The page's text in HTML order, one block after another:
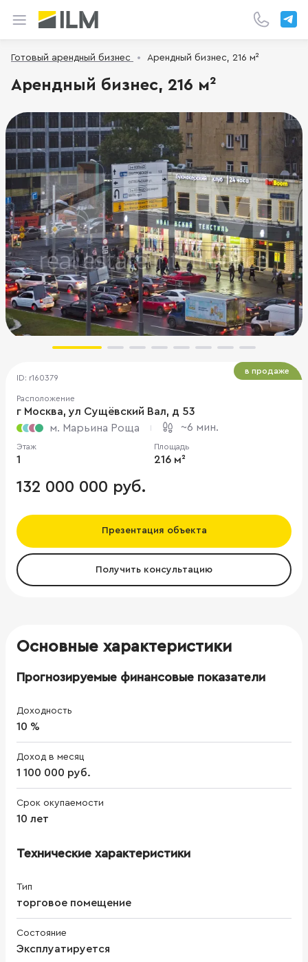
Готовый арендный бизнес Арендный бизнес, 216 м²
Арендный бизнес, 216 м²
ID: r160379
Расположение
г Москва, ул Сущёвский Вал, д 53
м. Марьина Роща
~6 мин.
Этаж
1
Площадь
216 м²
132 000 000 руб.
Презентация объекта
Получить консультацию
в продаже
Основные характеристики
Прогнозируемые финансовые показатели
Доходность
10 %
Доход в месяц
1 100 000 руб.
Срок окупаемости
10 лет
Технические характеристики
Тип
торговое помещение
Состояние
Эксплуатируется